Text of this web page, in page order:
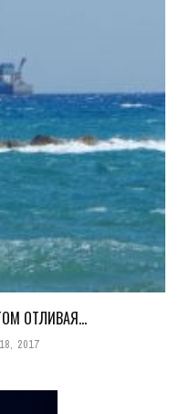
ОТЛИВАЯ…
2017